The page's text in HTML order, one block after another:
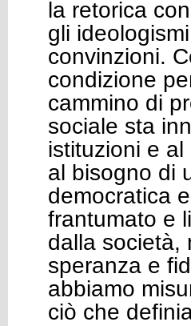
la retorica
gli
convinzioni.
condizione
cammino di
sociale sta
istituzioni e al
al bisogno di
democratica
frantumato e
dalla società,
speranza e
abbiamo
ciò che